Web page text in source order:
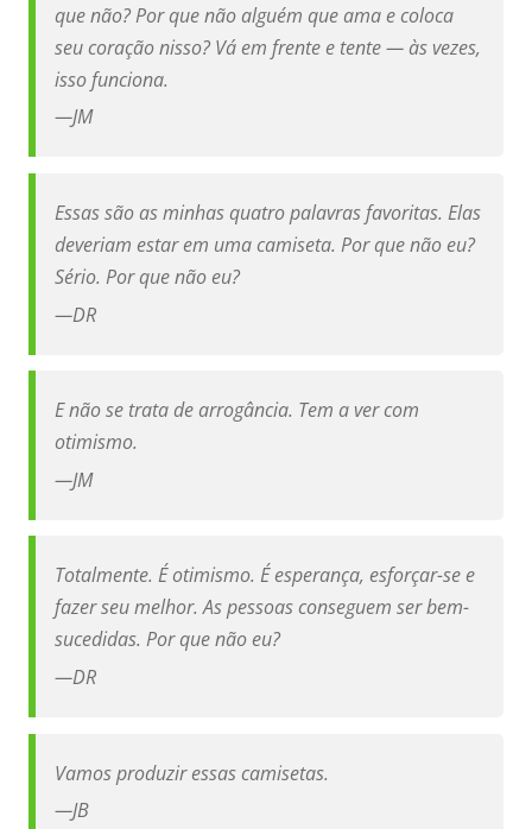
que não? Por que não alguém que ama e coloca
seu coração nisso? Vá em frente e tente — às vezes,
isso funciona.
—JM
Essas são as minhas quatro palavras favoritas. Elas
deveriam estar em uma camiseta. Por que não eu?
Sério. Por que não eu?
—DR
E não se trata de arrogância. Tem a ver com
otimismo.
—JM
Totalmente. É otimismo. É esperança, esforçar-se e
fazer seu melhor. As pessoas conseguem ser bem-
sucedidas. Por que não eu?
—DR
Vamos produzir essas camisetas.
—JB